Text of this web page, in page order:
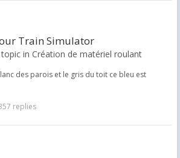
Train Simulator
in Création de matériel roulant
des parois et le gris du toit ce bleu est
replies